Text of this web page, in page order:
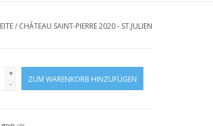
/ CHÂTEAU SAINT-PIERRE 2020 - ST.JULIEN
+
-
ZUM WARENKORB HINZUFÜGEN